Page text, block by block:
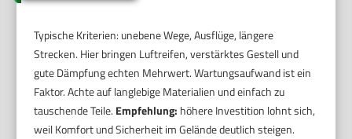
Typische Kriterien: unebene Wege, Ausflüge, längere
Strecken. Hier bringen Luftreifen, verstärktes Gestell und
gute Dämpfung echten Mehrwert. Wartungsaufwand ist ein
Faktor. Achte auf langlebige Materialien und einfach zu
tauschende Teile. Empfehlung: höhere Investition lohnt sich,
weil Komfort und Sicherheit im Gelände deutlich steigen.